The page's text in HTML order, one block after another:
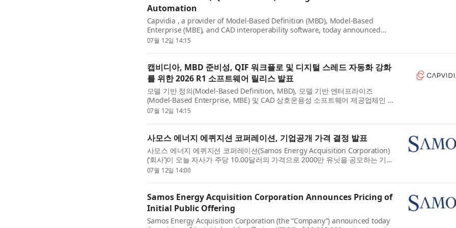
Automation
Capvidia , a provider of Model-Based Definition (MBD), Model-Based
Enterprise (MBE), and CAD interoperability software, today announced
Capvidia 2026 R1, the latest version of its software portfolio for
07월 12일 14:15
캡비디아, MBD 준비성, QIF 워크플로 및 디지털 스레드 자동화 강화
를 위한 2026 R1 소프트웨어 릴리스 발표
모델 기반 정의(Model-Based Definition, MBD), 모델 기반 엔터프라이즈
(Model-Based Enterprise, MBE) 및 CAD 상호운용성 소프트웨어 제공업체인 캡
비디아(Capvidia) 가 오늘 제조업체, OEM, 공급업체 및 품질 조직을 위한 소프트
07월 12일 14:15
사모스 에너지 에퀴지션 코퍼레이션, 기업공개 가격 결정 발표
사모스 에너지 에퀴지션 코퍼레이션(Samos Energy Acquisition Corporation)
(‘회사’)이 오늘 자사가 주당 10.00달러의 가격으로 2000만 유닛을 공모하는 기업
공개(‘IPO’)의 가격 결정을 발표했다. 해당 유닛은 뉴욕증권거래소(‘NYSE’)에 상장
07월 12일 14:00
Samos Energy Acquisition Corporation Announces Pricing of
Initial Public Offering
Samos Energy Acquisition Corporation (the “Company”) announced today